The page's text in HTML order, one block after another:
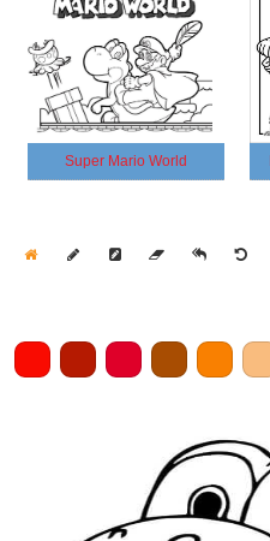
Super Mario World